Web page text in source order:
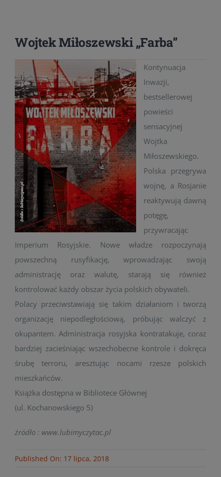
Wojtek Miłoszewski „Farba”
Kontynuacja
Inwazji,
bestsellerowej
powieści
sensacyjnej
Wojtka
Miłoszewskiego.
Polska przegrywa
wojnę, a Rosjanie
reaktywują dawną
potęgę,
przywracając
Imperium Rosyjskie. Nowe władze rozpoczynają
powszechną rusyfikację, wprowadzając swoją
administrację oraz walutę, starają się również
kontrolować każdy obszar życia polskich obywateli.
Polacy przeciwstawiają się takim działaniom i tworzą
organizację niepodległościową, próbując walczyć z
okupantem. Administracja rosyjska kontratakuje, coraz
bardziej zacieśniając wszechobecne kontrole i dokręca
śrubę terroru, aresztując nocami rzesze polskich
mieszkańców.
Książka dostępna w Bibliotece Głównej
(ul. Kochanowskiego 5)
źródło : www.lubimyczytac.pl
Published On: 17 lipca, 2018